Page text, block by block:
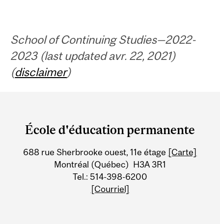
School of Continuing Studies—2022-
2023 (last updated avr. 22, 2021)
(disclaimer)
and
Information
École d'éducation permanente
688 rue Sherbrooke ouest, 11e étage [Carte]
Montréal (Québec) H3A 3R1
Tel.: 514-398-6200
[Courriel]